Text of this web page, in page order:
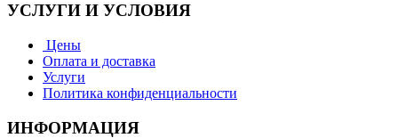
УСЛУГИ И УСЛОВИЯ
Цены
Оплата и доставка
Услуги
Политика конфиденциальности
ИНФОРМАЦИЯ